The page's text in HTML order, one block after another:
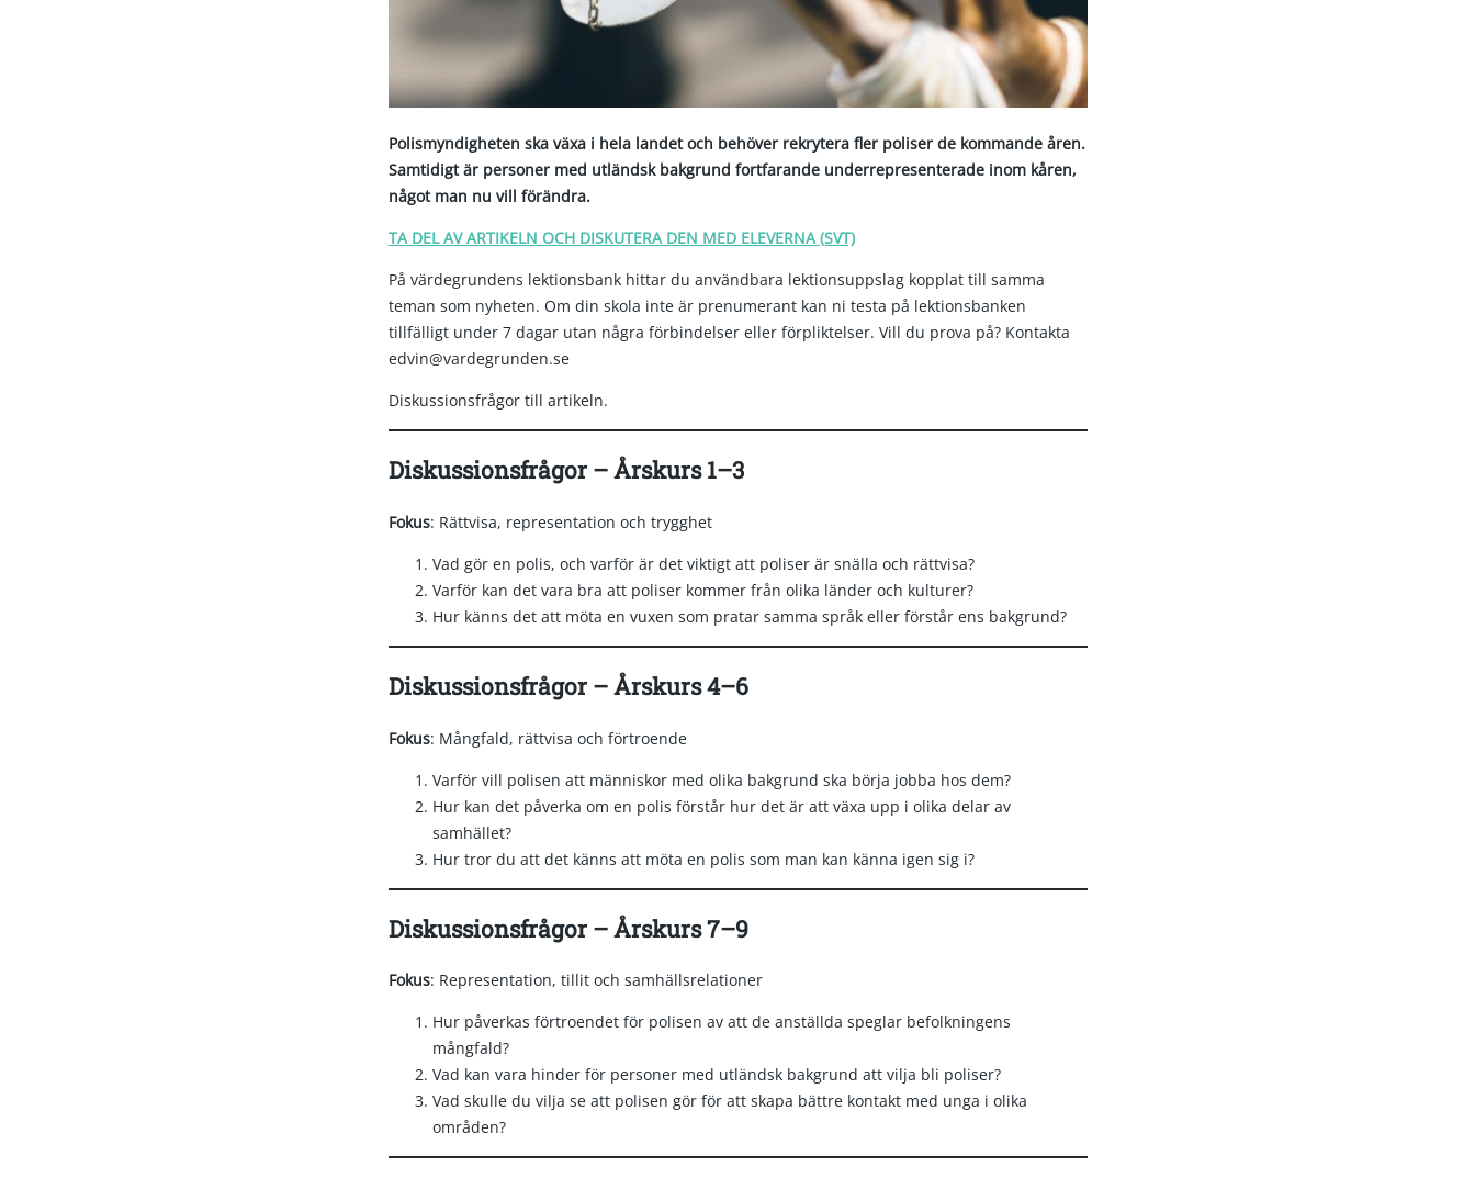
Polismyndigheten ska växa i hela landet och behöver rekrytera fler poliser de kommande åren.
Samtidigt är personer med utländsk bakgrund fortfarande underrepresenterade inom kåren,
något man nu vill förändra.
TA DEL AV ARTIKELN OCH DISKUTERA DEN MED ELEVERNA (SVT)
På värdegrundens lektionsbank hittar du användbara lektionsuppslag kopplat till samma
teman som nyheten. Om din skola inte är prenumerant kan ni testa på lektionsbanken
tillfälligt under 7 dagar utan några förbindelser eller förpliktelser. Vill du prova på? Kontakta
edvin@vardegrunden.se
Diskussionsfrågor till artikeln.
Diskussionsfrågor – Årskurs 1–3
Fokus: Rättvisa, representation och trygghet
Vad gör en polis, och varför är det viktigt att poliser är snälla och rättvisa?
Varför kan det vara bra att poliser kommer från olika länder och kulturer?
Hur känns det att möta en vuxen som pratar samma språk eller förstår ens bakgrund?
Diskussionsfrågor – Årskurs 4–6
Fokus: Mångfald, rättvisa och förtroende
Varför vill polisen att människor med olika bakgrund ska börja jobba hos dem?
Hur kan det påverka om en polis förstår hur det är att växa upp i olika delar av
samhället?
Hur tror du att det känns att möta en polis som man kan känna igen sig i?
Diskussionsfrågor – Årskurs 7–9
Fokus: Representation, tillit och samhällsrelationer
Hur påverkas förtroendet för polisen av att de anställda speglar befolkningens
mångfald?
Vad kan vara hinder för personer med utländsk bakgrund att vilja bli poliser?
Vad skulle du vilja se att polisen gör för att skapa bättre kontakt med unga i olika
områden?